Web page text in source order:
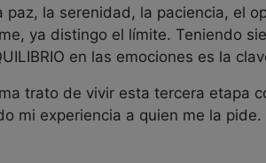
la serenidad, la paciencia, el
ya distingo el límite. Teniendo
en las emociones es la
de vivir esta tercera etapa con
mi experiencia a quien me la pide.